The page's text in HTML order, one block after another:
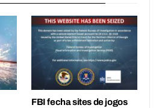
FBI fecha sites de jogos